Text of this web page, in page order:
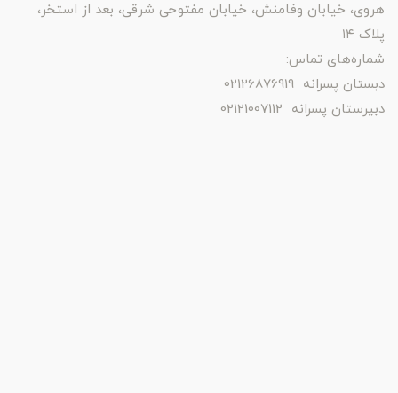
هروی، خیابان وفامنش، خیابان مفتوحی شرقی، بعد از استخر،
پلاک ۱۴
شماره‌های تماس:
دبستان پسرانه 02126876919
دبیرستان پسرانه 02121007112